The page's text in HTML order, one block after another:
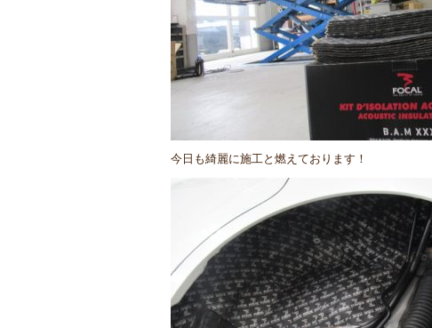
今日も綺麗に施工と燃えております！